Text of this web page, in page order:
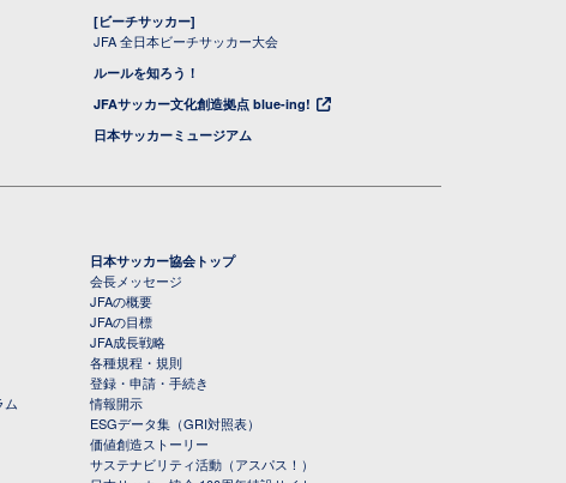
[ビーチサッカー]
JFA 全日本ビーチサッカー大会
ルールを知ろう！
JFAサッカー文化創造拠点 blue-ing!
日本サッカーミュージアム
ム
日本サッカー協会トップ
会長メッセージ
JFAの概要
JFAの目標
JFA成長戦略
各種規程・規則
登録・申請・手続き
情報開示
ESGデータ集（GRI対照表）
価値創造ストーリー
サステナビリティ活動（アスパス！）